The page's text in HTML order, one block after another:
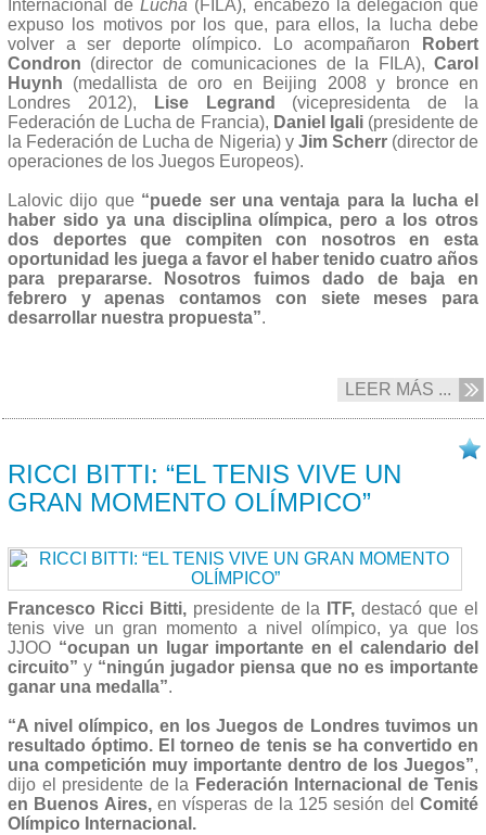
Internacional deLucha (FILA), encabezó la delegación que
expuso los motivos por los que, para ellos, la lucha debe
volver a ser deporte olímpico. Lo acompañaron
Robert
Condron (director de comunicaciones de la FILA), Carol
Huynh (medallista de oro en Beijing 2008 y bronce en
Londres 2012),
Lise Legrand
(vicepresidenta de la
Federación de Lucha de Francia), Daniel Igali(presidente de
la Federación de Lucha de Nigeria) y Jim Scherr(director de
operaciones de los Juegos Europeos).
Lalovic dijo que “puede ser una ventaja para la lucha el
haber sido ya una disciplina olímpica, pero a los otros
dos deportes que compiten con nosotros en esta
oportunidad les juega a favor el haber tenido cuatro años
para prepararse. Nosotros fuimos dado de baja en
febrero y apenas contamos con siete meses para
desarrollar nuestra propuesta”.
LEER MÁS ...
RICCI BITTI: “EL TENIS VIVE UN
GRAN MOMENTO OLÍMPICO”
Francesco Ricci Bitti,presidente de la ITF, destacó que el
tenis vive un gran momento a nivel olímpico, ya que los
JJOO “ocupan un lugar importante en el calendario del
circuito” y “ningún jugador piensa que no es importante
ganar una medalla”.
“A nivel olímpico, en los Juegos de Londres tuvimos un
resultado óptimo. El torneo de tenis se ha convertido en
una competición muy importante dentro de los Juegos”,
dijo el presidente de la Federación Internacional de Tenis
en Buenos Aires,en vísperas de la 125 sesión delComité
Olímpico Internacional.